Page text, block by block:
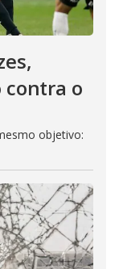
contra o
objetivo: